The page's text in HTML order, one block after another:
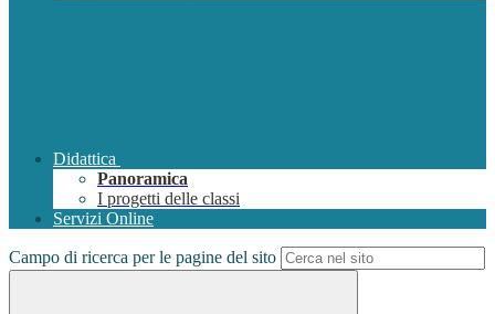
Didattica
Panoramica
I progetti delle classi
Servizi Online
Campo di ricerca per le pagine del sito